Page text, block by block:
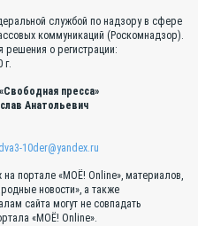
службой по надзору в сфере
коммуникаций (Роскомнадзор).
решения о регистрации:
г.
пресса»
Анатольевич
dva3-10der@yandex.ru
на портале «МОЁ! Online», материалов,
новости», а также
сайта могут не совпадать
«МОЁ! Online».